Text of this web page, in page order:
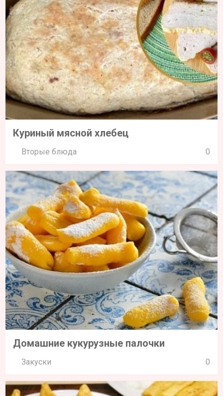
Куриный мясной хлебец
Вторые блюда 0
Домашние кукурузные палочки
Закуски 0